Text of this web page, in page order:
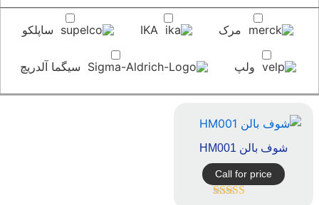
مرک IKA ساپلکو
ولپ سیگما آلدریچ
شوف بالن HM001
Call for price